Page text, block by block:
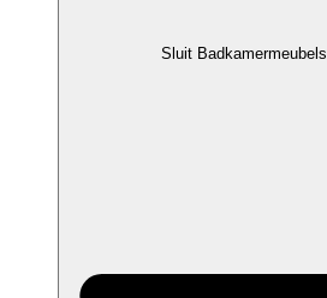
Sluit Badkamermeubels